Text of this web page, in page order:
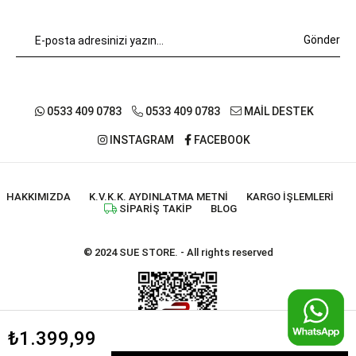
₺1.399,99
Gönder
0533 409 0783 0533 409 0783 MAİL DESTEK
INSTAGRAM FACEBOOK
HAKKIMIZDA K.V.K.K. AYDINLATMA METNI
KARGO İŞLEMLERI
SIPARIŞ TAKIP
BLOG
© 2024 SUE STORE. - All rights reserved